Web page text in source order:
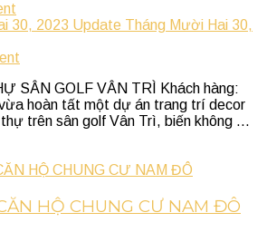
30, 2023 Update Tháng Mười Hai 30,
SÂN GOLF VÂN TRÌ Khách hàng:
hoàn tất một dự án trang trí decor
trên sân golf Vân Trì, biến không ...
HỘ CHUNG CƯ NAM ĐÔ